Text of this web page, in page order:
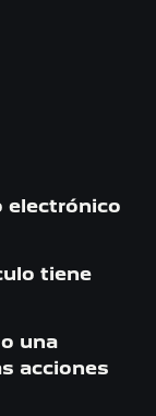
electrónico
tiene
una
acciones